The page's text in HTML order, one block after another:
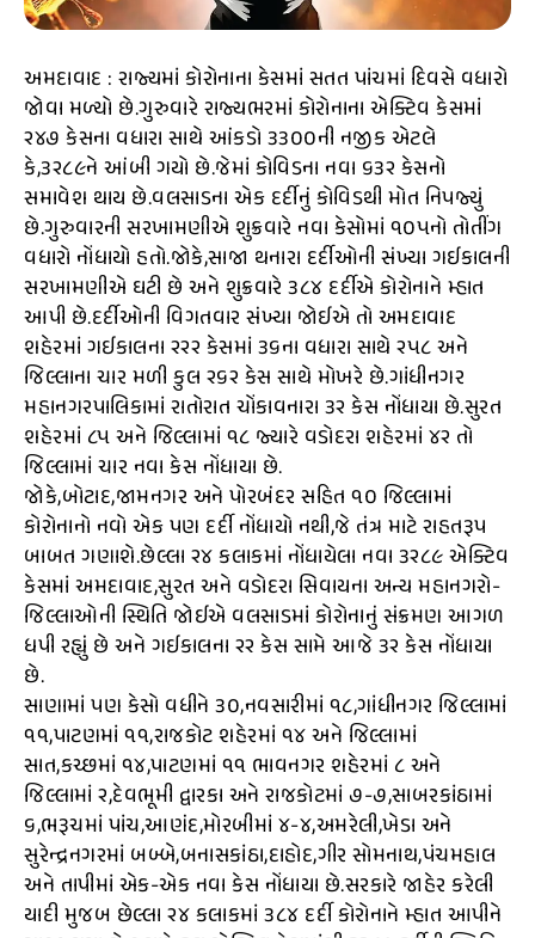
અમદાવાદ : રાજ્યમાં કોરોનાના કેસમાં સતત પાંચમાં દિવસે વધારો
જોવા મળ્યો છે.ગુરુવારે રાજ્યભરમાં કોરોનાના એક્ટિવ કેસમાં
૨૪૭ કેસના વધારા સાથે આંકડો ૩૩૦૦ની નજીક એટલે
કે,૩૨૮૯ને આંબી ગયો છે.જેમાં કોવિડના નવા ૬૩૨ કેસનો
સમાવેશ થાય છે.વલસાડના એક દર્દીનું કોવિડથી મોત નિપજ્યું
છે.ગુરુવારની સરખામણીએ શુક્રવારે નવા કેસોમાં ૧૦૫નો તોતીંગ
વધારો નોંધાયો હતો.જોકે,સાજા થનારા દર્દીઓની સંખ્યા ગઈકાલની
સરખામણીએ ઘટી છે અને શુક્રવારે ૩૮૪ દર્દીએ કોરોનાને મ્હાત
આપી છે.દર્દીઓની વિગતવાર સંખ્યા જોઈએ તો અમદાવાદ
શહેરમાં ગઈકાલના ૨૨૨ કેસમાં ૩૬ના વધારા સાથે ૨૫૮ અને
જિલ્લાના ચાર મળી કુલ ૨૬૨ કેસ સાથે મોખરે છે.ગાંધીનગર
મહાનગરપાલિકામાં રાતોરાત ચોંકાવનારા ૩૨ કેસ નોંધાયા છે.સુરત
શહેરમાં ૮૫ અને જિલ્લામાં ૧૮ જ્યારે વડોદરા શહેરમાં ૪૨ તો
જિલ્લામાં ચાર નવા કેસ નોંધાયા છે.
જોકે,બોટાદ,જામનગર અને પોરબંદર સહિત ૧૦ જિલ્લામાં
કોરોનાનો નવો એક પણ દર્દી નોંધાયો નથી,જે તંત્ર માટે રાહતરૂપ
બાબત ગણાશે.છેલ્લા ૨૪ કલાકમાં નોંધાયેલા નવા ૩૨૮૯ એક્ટિવ
કેસમાં અમદાવાદ,સુરત અને વડોદરા સિવાયના અન્ય મહાનગરો-
જિલ્લાઓની સ્થિતિ જોઈએ વલસાડમાં કોરોનાનું સંક્રમણ આગળ
ધપી રહ્યું છે અને ગઈકાલના ૨૨ કેસ સામે આજે ૩૨ કેસ નોંધાયા
છે.
સાણામાં પણ કેસો વધીને ૩૦,નવસારીમાં ૧૮,ગાંધીનગર જિલ્લામાં
૧૧,પાટણમાં ૧૧,રાજકોટ શહેરમાં ૧૪ અને જિલ્લામાં
સાત,કચ્છમાં ૧૪,પાટણમાં ૧૧ ભાવનગર શહેરમાં ૮ અને
જિલ્લામાં ૨,દેવભૂમી દ્વારકા અને રાજકોટમાં ૭-૭,સાબરકાંઠામાં
૬,ભરૂચમાં પાંચ,આણંદ,મોરબીમાં ૪-૪,અમરેલી,ખેડા અને
સુરેન્દ્રનગરમાં બબ્બે,બનાસકાંઠા,દાહોદ,ગીર સોમનાથ,પંચમહાલ
અને તાપીમાં એક-એક નવા કેસ નોંધાયા છે.સરકારે જાહેર કરેલી
યાદી મુજબ છેલ્લા ૨૪ કલાકમાં ૩૮૪ દર્દી કોરોનાને મ્હાત આપીને